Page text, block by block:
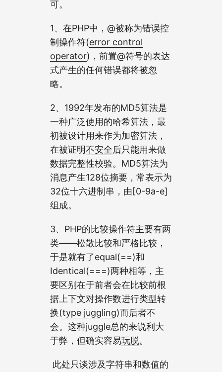
可。
1、在PHP中，@被称为错误控
制操作符(error control
operator)，前置@符号的表达
式产生的任何错误都将被忽
略。
2、1992年发布的MD5算法是
一种广泛使用的哈希算法，最
初被设计用来作为加密算法，
在被证明不安全后只能用来做
数据完整性校验。MD5算法为
消息产生128位摘要，常表示为
32位十六进制串，由[0-9a-e]
组成。
3、PHP的比较操作符主要有两
类——松散比较和严格比较，
于是就有了equal(==)和
Identical(===)两种相等，主
要区别在于前者会在比较前根
据上下文对操作数进行类型转
换(type juggling)而后者不
会。这种juggle总的来说利大
于弊，但确实容易玩脱。
​ 此处只谈涉及字符串和数值的